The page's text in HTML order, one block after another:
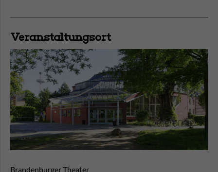
Veranstaltungsort
Brandenburger Theater